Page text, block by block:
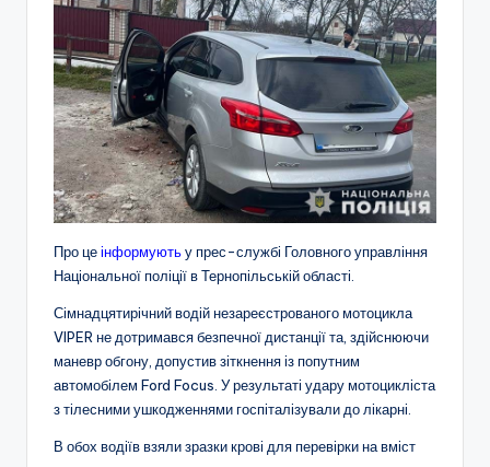
Про цеінформуютьу прес-службі Головного управління
Національної поліції в Тернопільській області.
Сімнадцятирічний водій незареєстрованого мотоцикла
VIPER не дотримався безпечної дистанції та, здійснюючи
маневр обгону, допустив зіткнення із попутним
автомобілем Ford Focus. У результаті удару мотоцикліста
з тілесними ушкодженнями госпіталізували до лікарні.
В обох водіїв взяли зразки крові для перевірки на вміст